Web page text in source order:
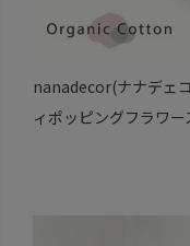
nanadecor(ナナデェ
ィポッピングフラワー